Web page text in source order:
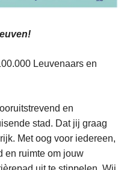
Leuvenaars en
en
stad. Dat jij graag
Met oog voor iedereen,
en ruimte om jouw